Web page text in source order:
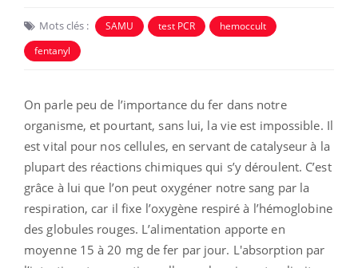
Mots clés : SAMU test PCR
hemoccult
fentanyl
On parle peu de l’importance du fer dans notre
organisme, et pourtant, sans lui, la vie est impossible. Il
est vital pour nos cellules, en servant de catalyseur à la
plupart des réactions chimiques qui s’y déroulent. C’est
grâce à lui que l’on peut oxygéner notre sang par la
respiration, car il fixe l’oxygène respiré à l’hémoglobine
des globules rouges. L’alimentation apporte en
moyenne 15 à 20 mg de fer par jour. L'absorption par